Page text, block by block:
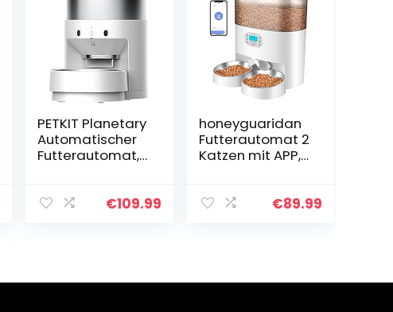
PETKIT Planetary
Automatischer
Futterautomat,
Programmierba
Voice Recorder
€109.99
honeyguaridan
Futterautomat 2
Katzen mit APP,
Automat mit 2
nung, bis zu 6
€89.99